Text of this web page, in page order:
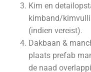
Kim en
kimband/
(indien vereist).
Dakbaan &
plaats prefab
de naad